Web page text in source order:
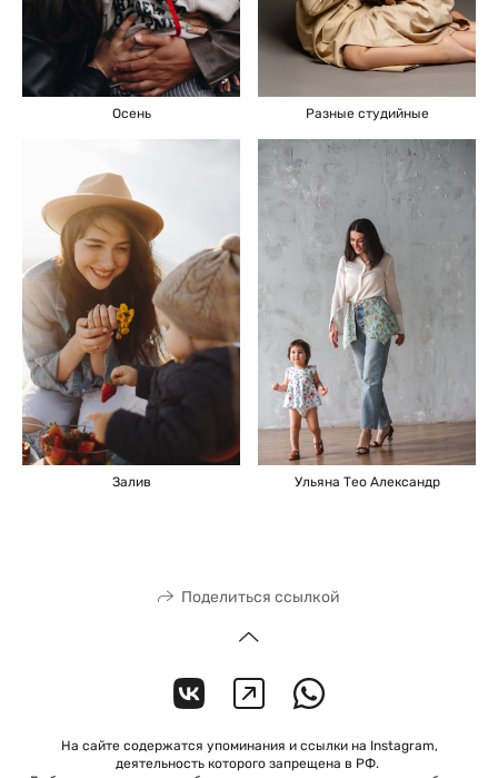
Осень Разные студийные
Залив Ульяна Тео Александр
Поделиться ссылкой
На сайте содержатся упоминания и ссылки на Instagram,
деятельность которого запрещена в РФ.